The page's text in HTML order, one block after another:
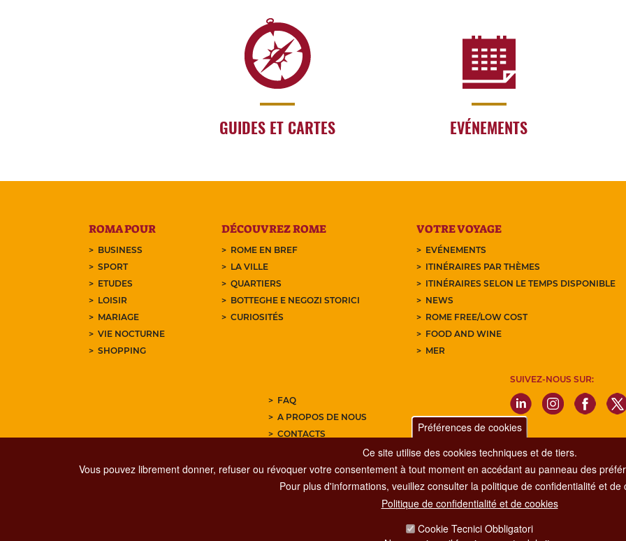
GUIDES ET CARTES EVÉNEMENTS
ROMA POUR
BUSINESS
SPORT
ETUDES
LOISIR
MARIAGE
VIE NOCTURNE
SHOPPING
DÉCOUVREZ ROME
ROME EN BREF
LA VILLE
QUARTIERS
BOTTEGHE E NEGOZI STORICI
CURIOSITÉS
VOTRE VOYAGE
EVÉNEMENTS
ITINÉRAIRES PAR THÈMES
ITINÉRAIRES SELON LE TEMPS DISPONIBLE
NEWS
ROME FREE/LOW COST
FOOD AND WINE
MER
FAQ
A PROPOS DE NOUS
CONTACTS
ABONNEZ-VOUS À NOTRE NEWSLETTER
SUIVEZ-NOUS SUR:
Dipartimento Grandi Eventi, Sport, Turismo e Moda.
Via di San Basilio, 51
Préférences de cookies
Ce site utilise des cookies techniques et de tiers.
Vous pouvez librement donner, refuser ou révoquer votre consentement à tout moment en accédant au panneau des
Pour plus d'informations, veuillez consulter la politique de confidentialité et de
Politique de confidentialité et de cookies
Cookie Tecnici Obbligatori